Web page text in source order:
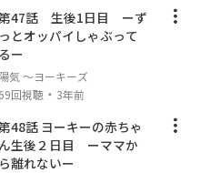
47話 生後1日目 ーず
っとオッパイしゃぶって
るー
陽気 ～ヨーキーズ
69回視聴 ・ 3年前
48話 ヨーキーの赤ちゃ
ん生後２日目 ーママか
ら離れないー